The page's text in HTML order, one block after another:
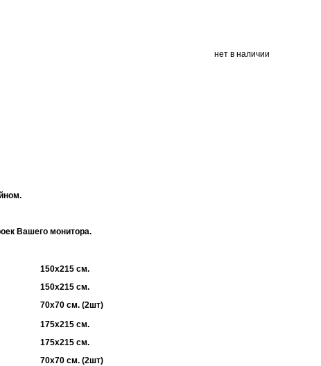
нет в наличии
Вашего монитора.
150х215 см.
150х215 см.
70х70 см. (2шт)
175х215 см.
175х215 см.
70х70 см. (2шт)